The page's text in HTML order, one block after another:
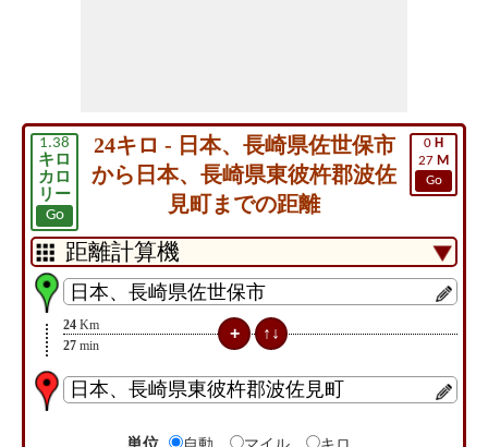
1.38
キロ
カロ
リー
Go
0 H
27 M
Go
24キロ - 日本、長崎県佐世保市
から日本、長崎県東彼杵郡波佐
見町までの距離
24 Km
27 min
単位 自動 マイル キロ